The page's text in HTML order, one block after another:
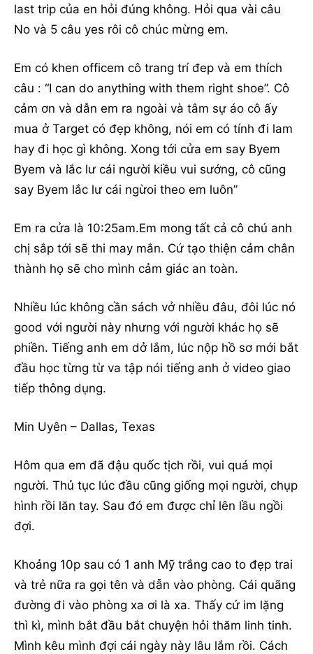
last trip của en hỏi đúng không. Hỏi qua vài câu
No và 5 câu yes rôi cô chúc mừng em.
Em có khen officem cô trang trí đep và em thích
câu : “I can do anything with them right shoe”. Cô
cảm ơn và dẫn em ra ngoài và tâm sự áo cô ấy
mua ở Target có đẹp không, nói em có tính đi lam
hay đi học gì không. Xong tới cửa em say Byem
Byem và lắc lư cái người kiều vui sướng, cô cũng
say Byem lắc lư cái ngừoi theo em luôn”
Em ra cửa là 10:25am.Em mong tất cả cô chú anh
chị sắp tới sẽ thi may mắn. Cứ tạo thiện cảm chân
thành họ sẽ cho mình cảm giác an toàn.
Nhiều lúc không cần sách vở nhiều đâu, đôi lúc nó
good với người này nhưng với người khác họ sẽ
phiền. Tiếng anh em dở lắm, lúc nộp hồ sơ mới bắt
đầu học từng từ va tập nói tiếng anh ở video giao
tiếp thông dụng.
Min Uyên – Dallas, Texas
Hôm qua em đã đậu quốc tịch rồi, vui quá mọi
người. Thủ tục lúc đầu cũng giống mọi người, chụp
hình rồi lăn tay. Sau đó em được chỉ lên lầu ngồi
đợi.
Khoảng 10p sau có 1 anh Mỹ trắng cao to đẹp trai
và trẻ nữa ra gọi tên và dẫn vào phòng. Cái quãng
đường đi vào phòng xa ơi là xa. Thấy cứ im lặng
thì kì, mình bắt đầu bắt chuyện hỏi thăm linh tinh.
Mình kêu mình đợi cái ngày này lâu lắm rồi. Cách